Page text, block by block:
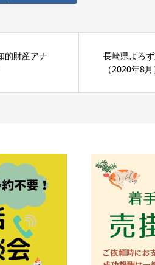
的財産アナ
長崎県よろ
（2020年8月